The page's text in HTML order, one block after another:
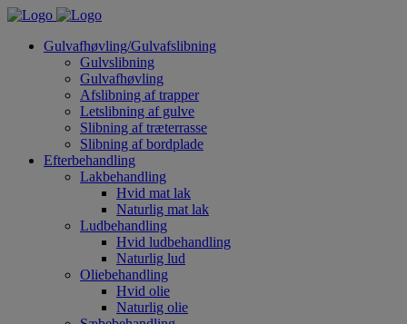
Gulvafhøvling/Gulvafslibning
Gulvslibning
Gulvafhøvling
Afslibning af trapper
Letslibning af gulve
Slibning af træterrasse
Slibning af bordplade
Efterbehandling
Lakbehandling
Hvid mat lak
Naturlig mat lak
Ludbehandling
Hvid ludbehandling
Naturlig lud
Oliebehandling
Hvid olie
Naturlig olie